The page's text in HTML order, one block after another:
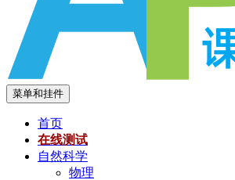
菜单和挂件
首页
在线测试
自然科学
物理